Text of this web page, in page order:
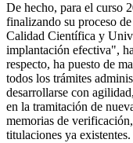
De hecho, para el curso
finalizando su proceso
Calidad Científica y
implantación efectiva",
respecto, ha puesto de
todos los trámites
desarrollarse con
en la tramitación de
memorias de
titulaciones ya existentes.